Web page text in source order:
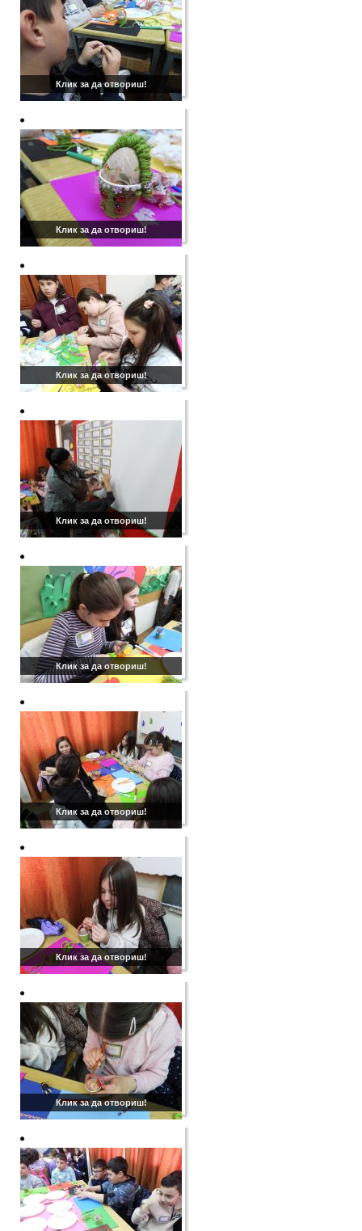
Клик за да отвориш!
Клик за да отвориш!
Клик за да отвориш!
Клик за да отвориш!
Клик за да отвориш!
Клик за да отвориш!
Клик за да отвориш!
Клик за да отвориш!